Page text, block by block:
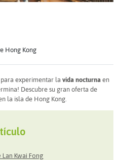
Hong Kong
experimentar la vida nocturna en
Descubre su gran oferta de
la isla de Hong Kong.
Kwai Fong